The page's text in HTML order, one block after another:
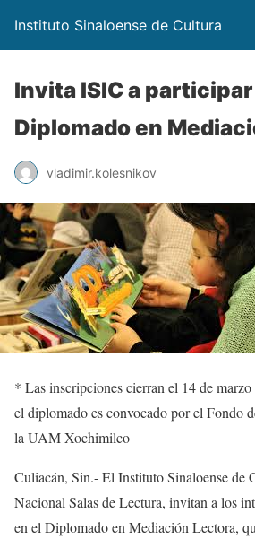
Instituto Sinaloense de Cultura
Invita ISIC a
Diplomado en
vladimir.kolesnikov
* Las inscripciones cierran el 14 de
el diplomado esconvocado por el Fondo
la UAM Xochimilco
Culiacán, Sin.-El Instituto Sinaloense de
Nacional Salas de Lectura, invitan a los
en el Diplomado en Mediación Lectora,